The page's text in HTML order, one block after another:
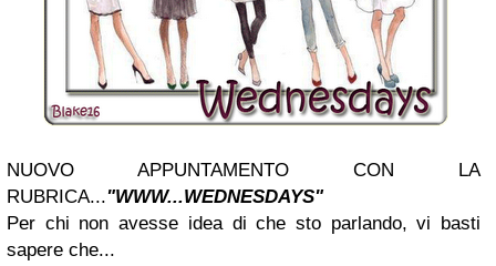
NUOVO APPUNTAMENTO CON LA
RUBRICA..."WWW...WEDNESDAYS"
Per chi non avesse idea di che sto parlando, vi basti
sapere che...